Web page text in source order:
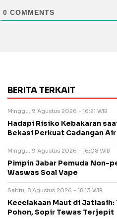
0 COMMENTS
BERITA TERKAIT
Minggu, 9 Agustus 2026 - 16:21 WIB
Hadapi Risiko Kebakaran
Bekasi Perkuat Cadangan Air
Minggu, 9 Agustus 2026 - 16:08 WIB
Pimpin Jabar Pemuda Non-
Waswas Soal Vape
Sabtu, 8 Agustus 2026 - 18:13 WIB
Kecelakaan Maut di Jatiasih:
Pohon, Sopir Tewas Terjepit